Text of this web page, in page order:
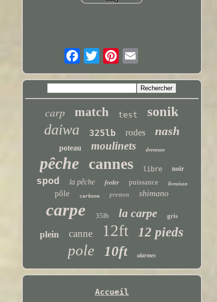
carp match test sonik
daiwa 325lb rodes nash
poteau moulinets drennan
pêche cannes libre noir
spod la pêche feeder puissance livraison
pôle carbone preston shimano
carpe 35lb la carpe gris
plein canne 12ft 12 pieds
pole 10ft alarmes
Accueil